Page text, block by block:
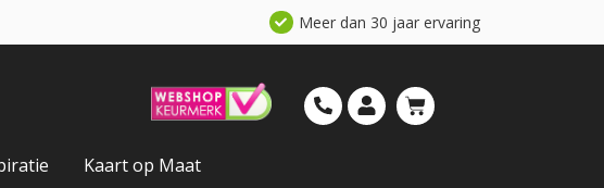
Meer dan 30 jaar ervaring
Kaart op Maat